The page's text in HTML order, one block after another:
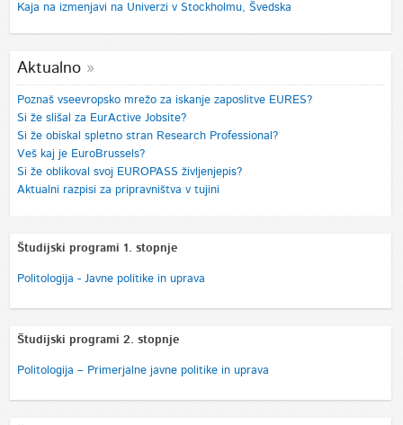
Kaja na izmenjavi na Univerzi v Stockholmu, Švedska
Aktualno
Poznaš vseevropsko mrežo za iskanje zaposlitve EURES?
Si že slišal za EurActive Jobsite?
Si že obiskal spletno stran Research Professional?
Veš kaj je EuroBrussels?
Si že oblikoval svoj EUROPASS življenjepis?
Aktualni razpisi za pripravništva v tujini
Študijski programi 1. stopnje
Politologija - Javne politike in uprava
Študijski programi 2. stopnje
Politologija – Primerjalne javne politike in uprava